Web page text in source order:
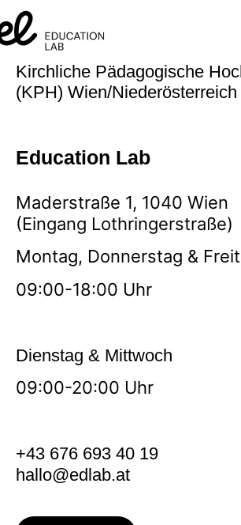
Kirchliche Pädagogische
(KPH) Wien/Niederösterreich
Education Lab
Maderstraße 1, 1040 Wien
(Eingang Lothringerstraße)
Montag, Donnerstag &
09:00-18:00 Uhr
Dienstag & Mittwoch
09:00-20:00 Uhr
+43 676 693 40 19
hallo@edlab.at